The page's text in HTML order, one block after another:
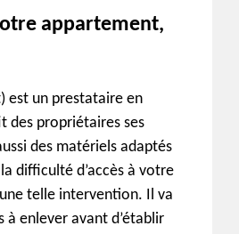
appartement,
est un prestataire en
des propriétaires ses
des matériels adaptés
difficulté d’accès à votre
telle intervention. Il va
enlever avant d’établir